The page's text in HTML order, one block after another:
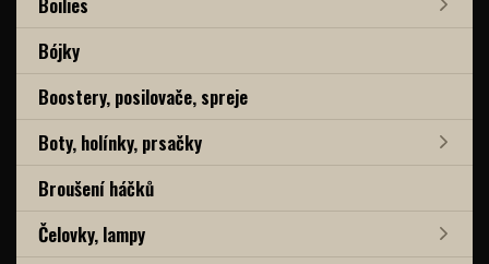
Bójky
Boostery, posilovače, spreje
Boty, holínky, prsačky
Broušení háčků
Čelovky, lampy